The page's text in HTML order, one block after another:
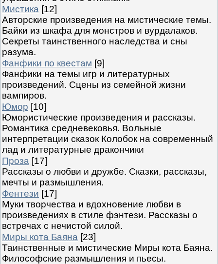
Мистика [12]
Авторские произведения на мистические темы.
Байки из шкафа для монстров и вурдалаков.
Секреты таинственного наследства и сны
разума.
Фанфики по квестам [9]
Фанфики на темы игр и литературных
произведений. Сцены из семейной жизни
вампиров.
Юмор [10]
Юмористические произведения и рассказы.
Романтика средневековья. Вольные
интерпретации сказок Колобок на современный
лад и литературные дракончики
Проза [17]
Рассказы о любви и дружбе. Сказки, рассказы,
мечты и размышления.
Фентези [17]
Муки творчества и вдохновение любви в
произведениях в стиле фэнтези. Рассказы о
встречах с нечистой силой.
Миры кота Баяна [23]
Таинственные и мистические Миры кота Баяна.
Философские размышления и пьесы.